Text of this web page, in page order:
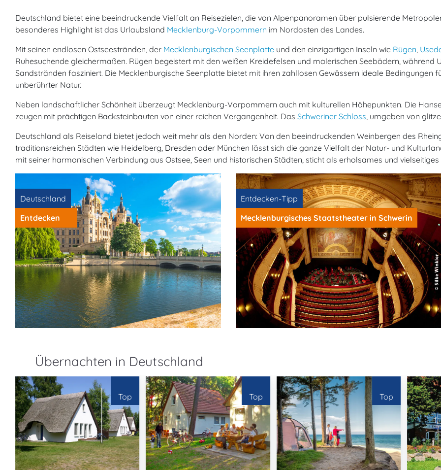
Deutschland bietet eine beeindruckende Vielfalt an Reisezielen, die von Alpenpanoramen über pulsierende
besonderes Highlight ist das Urlaubsland Mecklenburg-Vorpommern im Nordosten des Landes.
Mit seinen endlosen Ostseestränden, der Mecklenburgischen Seenplatte und den einzigartigen Inseln wie Rügen,
Ruhesuchende gleichermaßen. Rügen begeistert mit den weißen Kreidefelsen und malerischen Seebädern,
Sandstränden fasziniert. Die Mecklenburgische Seenplatte bietet mit ihren zahllosen Gewässern ideale
unberührter Natur.
Neben landschaftlicher Schönheit überzeugt Mecklenburg-Vorpommern auch mit kulturellen Höhepunkten. Die
zeugen mit prächtigen Backsteinbauten von einer reichen Vergangenheit. Das Schweriner Schloss, umgeben von
Deutschland als Reiseland bietet jedoch weit mehr als den Norden: Von den beeindruckenden Weinbergen des
traditionsreichen Städten wie Heidelberg, Dresden oder München lässt sich die ganze Vielfalt der Natur- und
mit seiner harmonischen Verbindung aus Ostsee, Seen und historischen Städten, sticht als erholsames und
Deutschland
Entdecken
Entdecken-Tipp
Mecklenburgisches Staatstheater in Schwerin
Übernachten in Deutschland
Top Top Top